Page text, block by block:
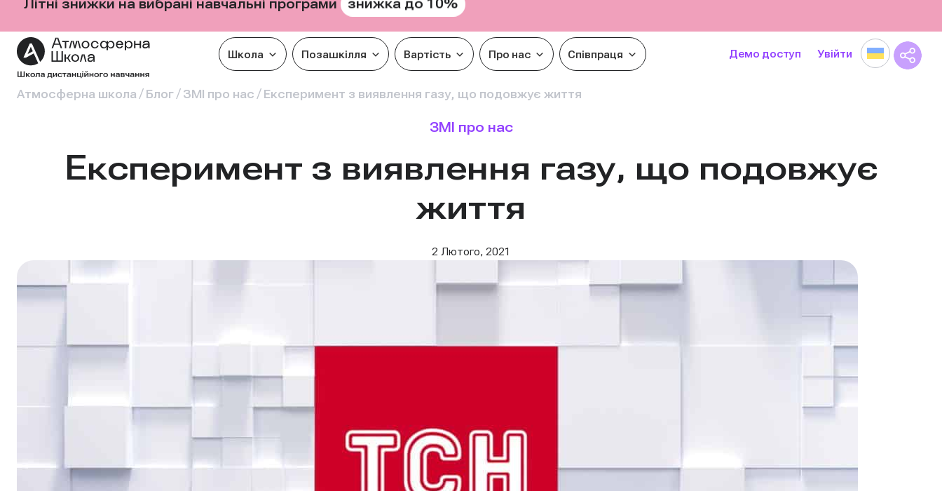
Літні знижки на вибрані навчальні програми знижка до 10%
Школа Позашкілля Вартість Про нас Співпраця Демо доступ Увійти
Атмосферна школа / Блог / ЗМІ про нас / Експеримент з виявлення газу, що подовжує життя
ЗМІ про нас
Експеримент з виявлення газу, що подовжує
життя
2 Лютого, 2021